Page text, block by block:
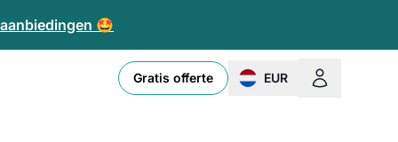
🤩
Gratis offerte EUR
change currency or